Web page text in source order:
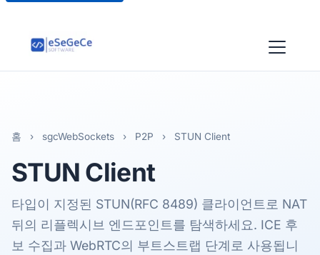
홈 › sgcWebSockets › P2P › STUN Client
STUN Client
타입이 지정된 STUN(RFC 8489) 클라이언트로 NAT
뒤의 리플렉시브 엔드포인트를 탐색하세요. ICE 후
보 수집과 WebRTC의 부트스트랩 단계로 사용됩니